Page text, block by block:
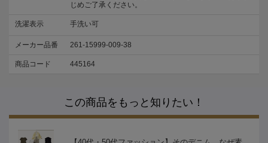
じめご了承ください。
洗濯表示 手洗い可
メーカー品番 261-15999-009-38
商品コード 445164
この商品をもっと知りたい！